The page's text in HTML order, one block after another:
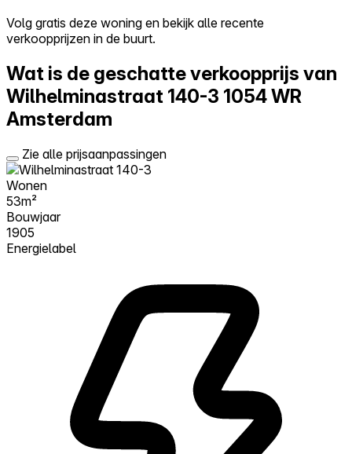
Log in
Probeer Walter gratis
Volg gratis deze woning en bekijk alle recente
verkoopprijzen in de buurt.
Wat is de geschatte verkoopprijs van
Wilhelminastraat 140-3 1054 WR
Amsterdam
Zie alle prijsaanpassingen
Wonen
53m²
Bouwjaar
1905
Energielabel